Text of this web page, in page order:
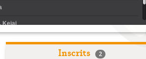
Kejaj
Inscrits 2